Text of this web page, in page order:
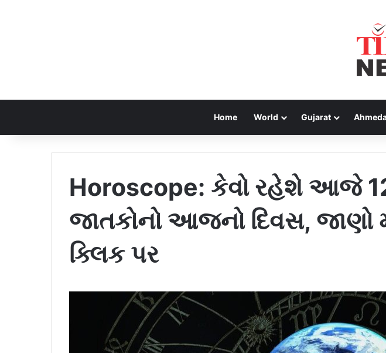
Home World Gujarat
Horoscope: કેવો રહેશે આજે 12
જાતકોનો આજનો દિવસ, જાણો
ક્લિક પર